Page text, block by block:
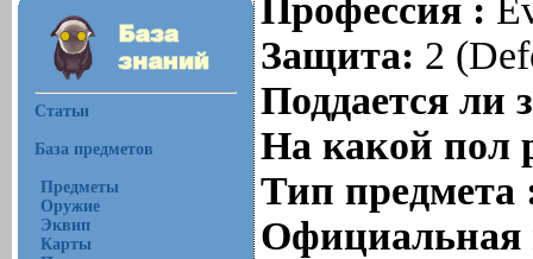
Статьи
База предметов
Предметы
Оружие
Эквип
Карты
Профессия :
Защита: 2
Поддается ли
На какой пол
Тип